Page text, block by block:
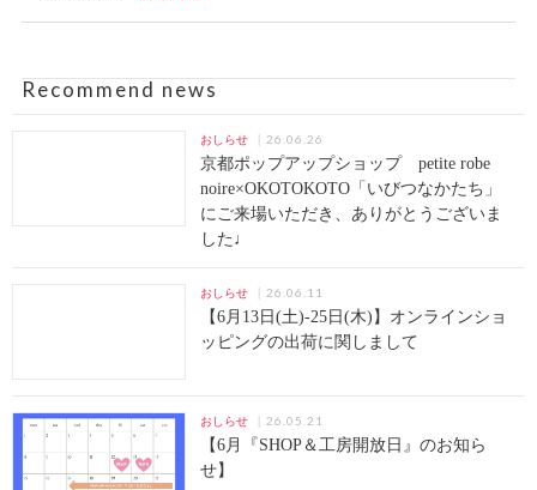
Recommend news
おしらせ 26.06.26
京都ポップアップショップ petite robe
noire×OKOTOKOTO「いびつなかたち」
にご来場いただき、ありがとうございま
した♩
おしらせ 26.06.11
【6月13日(土)-25日(木)】オンラインショ
ッピングの出荷に関しまして
おしらせ 26.05.21
【6月『SHOP＆工房開放日』のお知ら
せ】